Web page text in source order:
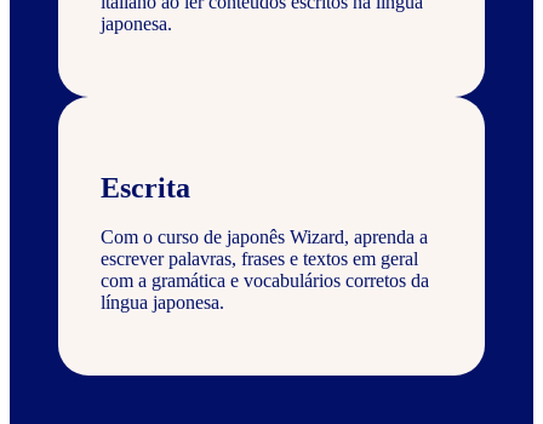
japonesa.
Escrita
Com o curso de japonês Wizard, aprenda a
escrever palavras, frases e textos em geral
com a gramática e vocabulários corretos da
língua japonesa.